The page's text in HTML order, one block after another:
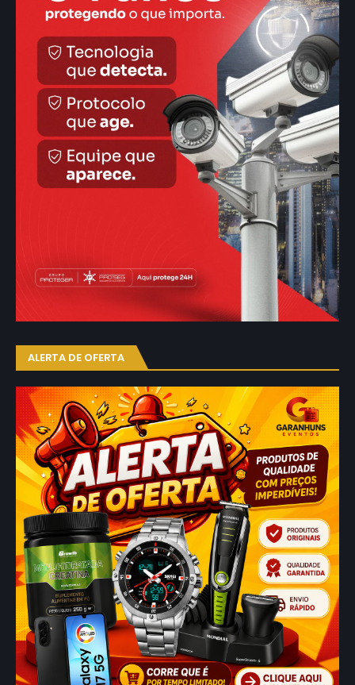
ALERTA DE OFERTA